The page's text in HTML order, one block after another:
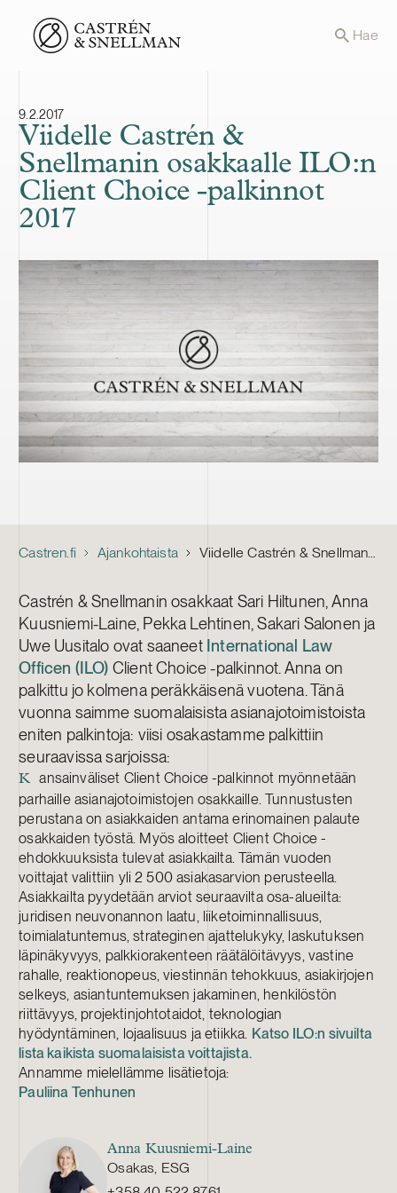
Front page Hae
9.2.2017
Viidelle Castrén &
Snellmanin osakkaalle ILO:n
Client Choice -palkinnot
2017
Castren.fi Ajankohtaista Viidelle Castrén & Snellmanin osakkaalle ILO:n Client Choice -palkinnot 2017
Castrén & Snellmanin osakkaat Sari Hiltunen, Anna
Kuusniemi-Laine, Pekka Lehtinen, Sakari Salonen ja
Uwe Uusitalo ovat saaneet International Law
Officen (ILO) Client Choice -palkinnot. Anna on
palkittu jo kolmena peräkkäisenä vuotena. Tänä
vuonna saimme suomalaisista asianajotoimistoista
eniten palkintoja: viisi osakastamme palkittiin
seuraavissa sarjoissa:
K
ansainväliset Client Choice -palkinnot myönnetään
parhaille asianajotoimistojen osakkaille. Tunnustusten
perustana on asiakkaiden antama erinomainen palaute
osakkaiden työstä. Myös aloitteet Client Choice -
ehdokkuuksista tulevat asiakkailta. Tämän vuoden
voittajat valittiin yli 2 500 asiakasarvion perusteella.
Asiakkailta pyydetään arviot seuraavilta osa-alueilta:
juridisen neuvonannon laatu, liiketoiminnallisuus,
toimialatuntemus, strateginen ajattelukyky, laskutuksen
läpinäkyvyys, palkkiorakenteen räätälöitävyys, vastine
rahalle, reaktionopeus, viestinnän tehokkuus, asiakirjojen
selkeys, asiantuntemuksen jakaminen, henkilöstön
riittävyys, projektinjohtotaidot, teknologian
hyödyntäminen, lojaalisuus ja etiikka. Katso ILO:n sivuilta
lista kaikista suomalaisista voittajista.
Annamme mielellämme lisätietoja:
Pauliina Tenhunen
Anna Kuusniemi-Laine
Osakas, ESG